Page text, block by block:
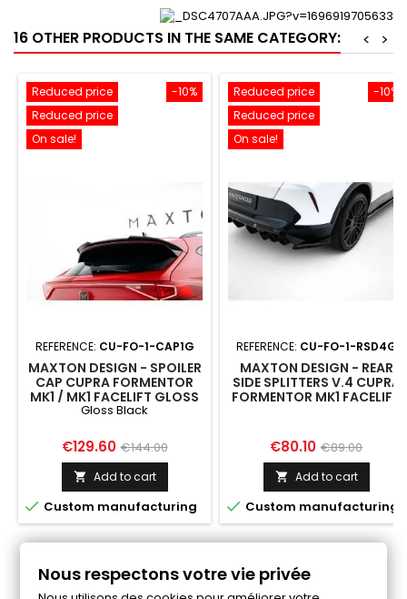
16 OTHER PRODUCTS IN THE SAME CATEGORY: >
<
-10%
Reduced price
Reduced price
On sale!
REFERENCE: CU-FO-1-CAP1G
MAXTON DESIGN - SPOILER
CAP CUPRA FORMENTOR
MK1 / MK1 FACELIFT GLOSS
BLACK
Gloss Black
Price
€129.60 Regular
price
€144.00
 Add to cart
 Custom manufacturing
-10%
Reduced price
Reduced price
On sale!
REFERENCE: CU-FO-1-RSD4G
MAXTON DESIGN - REAR
SIDE SPLITTERS V.4 CUPRA
FORMENTOR MK1 FACELIFT
Price
€80.10 Regular
price
€89.00
 Add to cart
 Custom manufacturing
Follow us on Facebook
Nous respectons votre vie privée